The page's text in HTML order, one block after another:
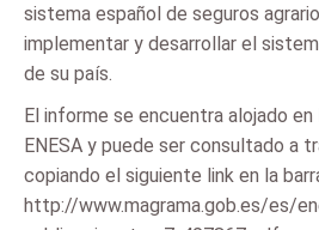
sistema español de seguros
implementar y desarrollar el
de su país.
El informe se encuentra alojado en
ENESA y puede ser consultado a
copiando el siguiente link en la
http://www.magrama.gob.es/es/